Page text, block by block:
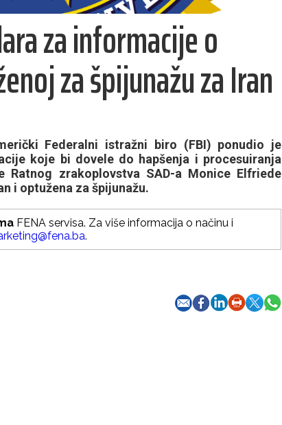
za informacije o
za špijunažu za Iran
Federalni istražni biro (FBI) ponudio je
koje bi dovele do hapšenja i procesuiranja
Ratnog zrakoplovstva SAD-a Monice Elfriede
i optužena za špijunažu.
FENA servisa. Za više informacija o načinu i
.